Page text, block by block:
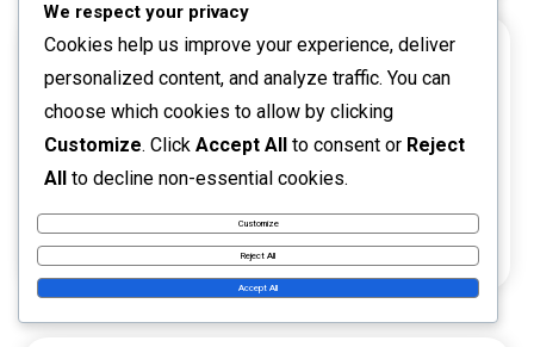
HIVATKOZÁSOK
Cikkek böngészése
Rólunk
We respect your privacy
Cookies help us improve your experience, deliver
personalized content, and analyze traffic. You can
choose which cookies to allow by clicking
Customize. Click Accept All to consent or Reject
All to decline non-essential cookies.
Customize
Reject All
Accept All